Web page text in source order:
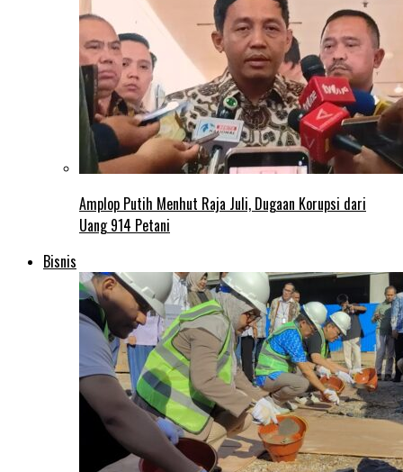
Amplop Putih Menhut Raja Juli, Dugaan Korupsi dari
Uang 914 Petani
Bisnis